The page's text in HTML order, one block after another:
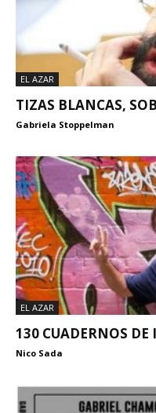
EL AZAR
TIZAS BLANCAS,
Gabriela Stoppelman
EL AZAR
130 CUADERNOS DE
Nico Sada